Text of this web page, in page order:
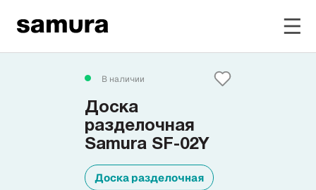
Избранное
Войти в личный кабинет
В наличии
Доска
разделочная
Samura SF-02Y
Доска разделочная